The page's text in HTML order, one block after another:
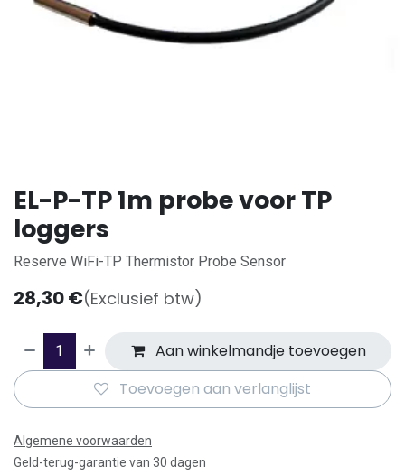
EL-P-TP 1m probe voor TP
loggers
Reserve WiFi-TP Thermistor Probe Sensor
28,30€(Exclusief btw)
Aan winkelmandje toevoegen
Toevoegen aan verlanglijst
Algemene voorwaarden
Geld-terug-garantie van 30 dagen